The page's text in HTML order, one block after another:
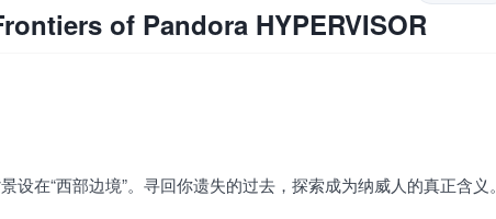
of Pandora HYPERVISOR
在“西部边境”。寻回你遗失的过去，探索成为纳威人的真正含义。